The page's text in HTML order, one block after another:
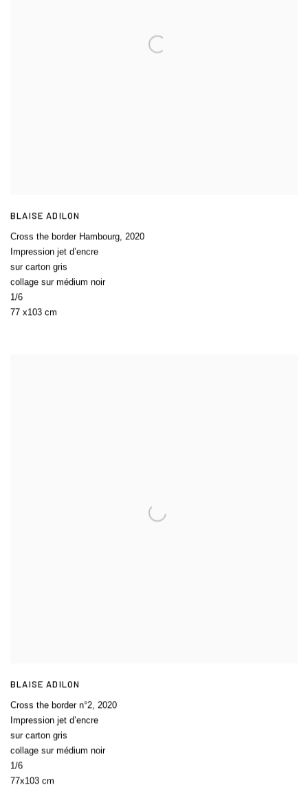
BLAISE ADILON
Cross the border Hambourg, 2020
Impression jet d’encre
sur carton gris
collage sur médium noir
1/6
77 x103 cm
BLAISE ADILON
Cross the border n°2, 2020
Impression jet d’encre
sur carton gris
collage sur médium noir
1/6
77x103 cm